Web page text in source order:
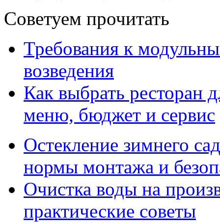
Советуем прочитать
Требования к
возведения
Как выбрать ресторан
меню, бюджет и сервис
Остекление зимнего
нормы монтажа и
Очистка воды на
практические советы